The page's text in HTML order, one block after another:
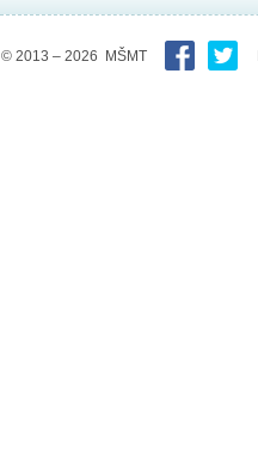
© 2013 – 2026 MŠMT